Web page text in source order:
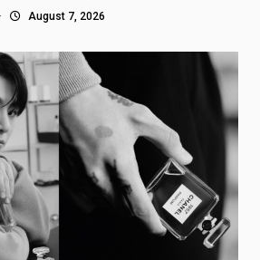
August 7, 2026